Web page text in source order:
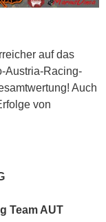
auf das
Austria-Racing-
Auch
von
Team AUT